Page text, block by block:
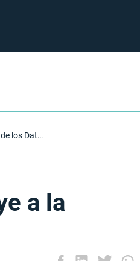
Cómo Descargar Apps Contribuye a la Seguridad de los Datos
a la